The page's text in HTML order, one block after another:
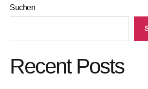
Suchen
Recent Posts